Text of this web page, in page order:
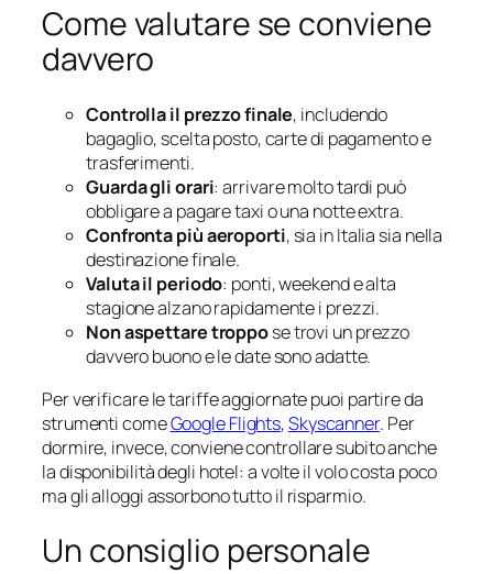
Come valutare se conviene
davvero
Controlla il prezzo finale, includendo
bagaglio, scelta posto, carte di pagamento e
trasferimenti.
Guarda gli orari: arrivare molto tardi può
obbligare a pagare taxi o una notte extra.
Confronta più aeroporti, sia in Italia sia nella
destinazione finale.
Valuta il periodo: ponti, weekend e alta
stagione alzano rapidamente i prezzi.
Non aspettare troppose trovi un prezzo
davvero buono e le date sono adatte.
Per verificare le tariffe aggiornate puoi partire da
strumenti comeGoogle Flights,Skyscanner. Per
dormire, invece, conviene controllare subito anche
la disponibilità degli hotel: a volte il volo costa poco
ma gli alloggi assorbono tutto il risparmio.
Un consiglio personale